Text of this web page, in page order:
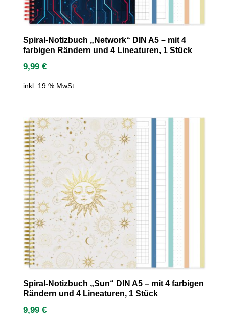
Spiral-Notizbuch „Network“ DIN A5 – mit 4
farbigen Rändern und 4 Lineaturen, 1 Stück
9,99 €
inkl. 19 % MwSt.
Spiral-Notizbuch „Sun“ DIN A5 – mit 4 farbigen
Rändern und 4 Lineaturen, 1 Stück
9,99 €